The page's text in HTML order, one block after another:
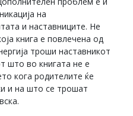
на
и наставниците. Не
книга е повлечена од
троши наставникот
што во книгата не е
кога родителите ќе
и на што се трошат